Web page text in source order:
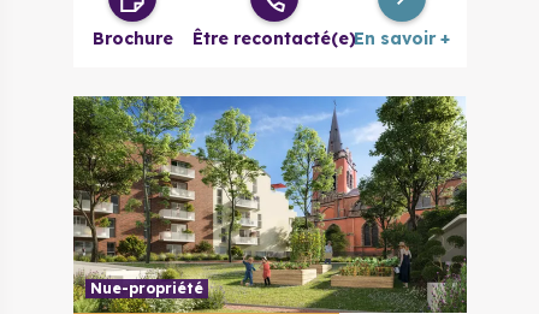
Brochure Être recontacté(e)En savoir +
Nue-propriété